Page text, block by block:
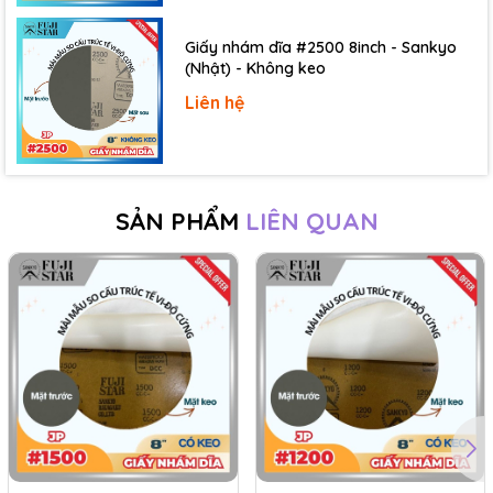
Trong tất cả các ứng dụng vừa kể trên, giấy nhám đĩa có
thể sử dụng để chà nhám thủ công bằng tay, hoặc kết
hợp cùng các loại máy chà nhám chuyên dụng để đẩy
nhanh tốc độ, nâng cao hiệu quả chà nhám khi cần thiết.
Giấy nhám dĩa #2500 8inch - Sankyo
(Nhật) - Không keo
Liên hệ
SẢN PHẨM LIÊN QUAN